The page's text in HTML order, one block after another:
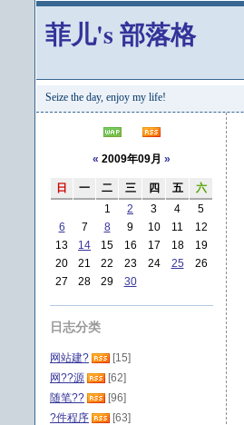
菲儿's 部落格
Seize the day, enjoy my life!
« 2009年09月 »
日 一 二 三 四 五
六
1
2 3 4
5
6
7 8 9 10 11
12
13
14 15 16 17 18
19
20
21 22 23 24 25
26
27
28 29 30
日志分类
网站建?
[15]
网??源
[62]
随笔??
[96]
?件程序
[63]